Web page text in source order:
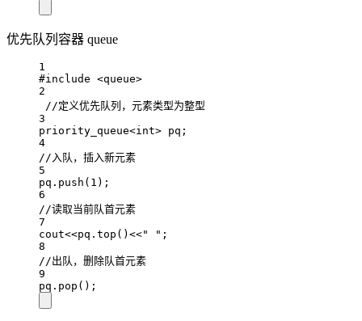
优先队列容器 queue
1
#include <queue>
2
//定义优先队列，元素类型为整型
3
priority_queue<int> pq;
4
//入队，插入新元素
5
pq. push ( 1 );
6
//读取当前队首元素
7
cout<<pq. top () <<" " ;
8
//出队，删除队首元素
9
pq. pop ();